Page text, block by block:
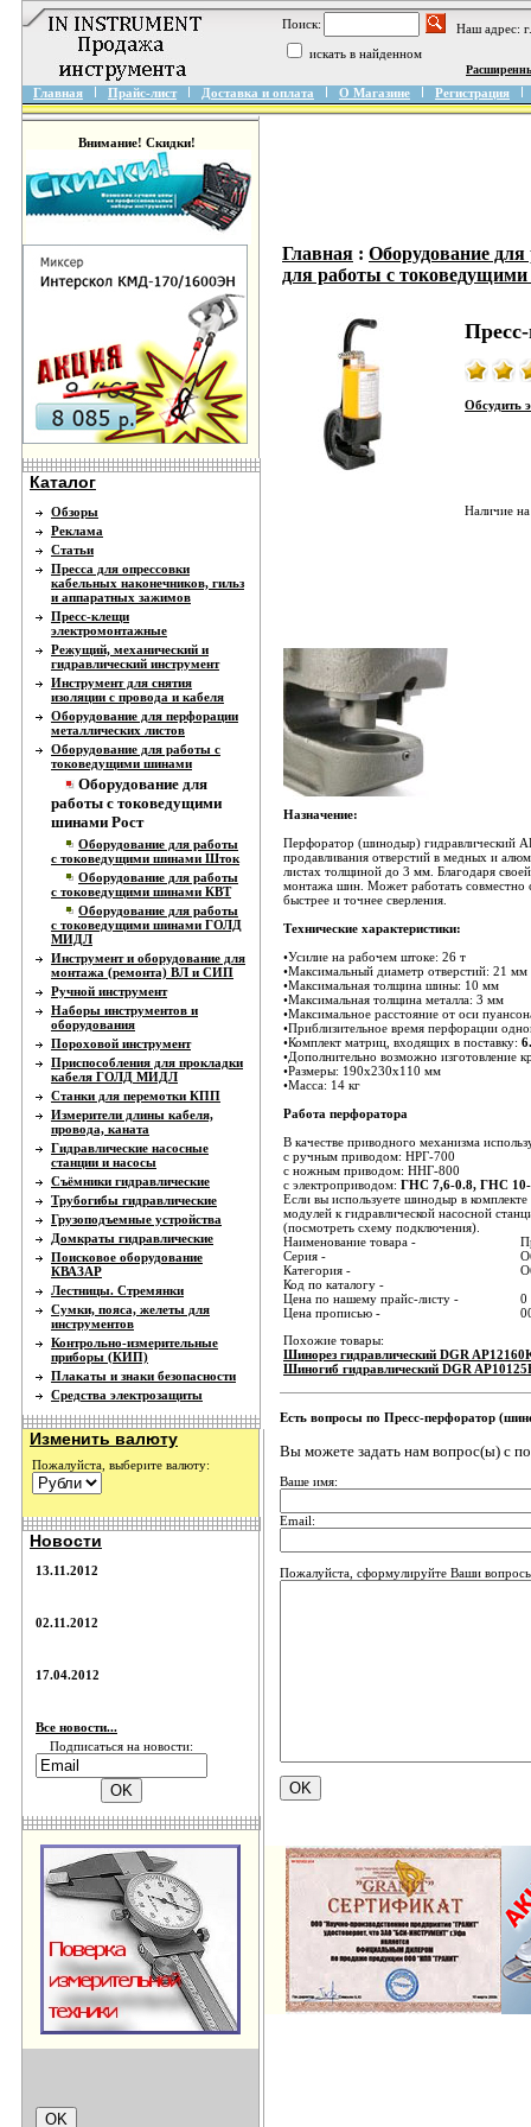
Поиск:
Наш адрес:
искать в найденном
Главная Прайс-лист Доставка и оплата О Магазине Регистрация
Внимание! Скидки!
Каталог
Обзоры
Реклама
Статьи
Пресса для опрессовки
кабельных наконечников, гильз
и аппаратных зажимов
Пресс-клещи
электромонтажные
Режущий, механический и
гидравлический инструмент
Инструмент для снятия
изоляции с провода и кабеля
Оборудование для перфорации
металлических листов
Оборудование для работы с
токоведущими шинами
Оборудование для
работы с токоведущими
шинами Рост
Оборудование для работы
с токоведущими шинами Шток
Оборудование для работы
с токоведущими шинами КВТ
Оборудование для работы
с токоведущими шинами ГОЛД
МИДЛ
Инструмент и оборудование для
монтажа (ремонта) ВЛ и СИП
Ручной инструмент
Наборы инструментов и
оборудования
Пороховой инструмент
Приспособления для прокладки
кабеля ГОЛД МИДЛ
Станки для перемотки КПП
Измерители длины кабеля,
провода, каната
Гидравлические насосные
станции и насосы
Съёмники гидравлические
Трубогибы гидравлические
Грузоподъемные устройства
Домкраты гидравлические
Поисковое оборудование
КВАЗАР
Лестницы. Стремянки
Сумки, пояса, желеты для
инструментов
Контрольно-измерительные
приборы (КИП)
Плакаты и знаки безопасности
Средства электрозащиты
Изменить валюту
Пожалуйста, выберите валюту:
Новости
13.11.2012
02.11.2012
17.04.2012
Все новости...
Подписаться на новости:
Главная : Оборудование
для работы с
Обсудить
Наличие
Назначение:
Перфоратор (шинодыр) гидравлический
продавливания отверстий в медных и
листах толщиной до 3 мм. Благодаря
монтажа шин. Может работать совместно
быстрее и точнее сверления.
Технические характеристики:
•Усилие на рабочем штоке: 26 т
•Максимальный диаметр отверстий: 21 мм
•Максимальная толщина шины: 10 мм
•Максимальная толщина металла: 3 мм
•Максимальное расстояние от оси
•Приблизительное время перфорации
•Комплект матриц, входящих в поставку:
•Дополнительно возможно
•Размеры: 190х230х110 мм
•Масса: 14 кг
Работа перфоратора
В качестве приводного механизма
c ручным приводом: НРГ-700
с ножным приводом: ННГ-800
с электроприводом: ГНС 7,6-0.8, ГНС
Если вы используете шинодыр в
модулей к гидравлической насосной
(посмотреть схему подключения).
Наименование товара -
Серия -
Категория -
Код по каталогу -
Цена по нашему прайс-листу -
0
Цена прописью -
Похожие товары:
Шинорез гидравлический DGR
Шиногиб гидравлический DGR
Есть вопросы по Пресс-перфоратор
Вы можете задать нам вопрос(ы) с
Ваше имя:
Email:
Пожалуйста, сформулируйте Ваши